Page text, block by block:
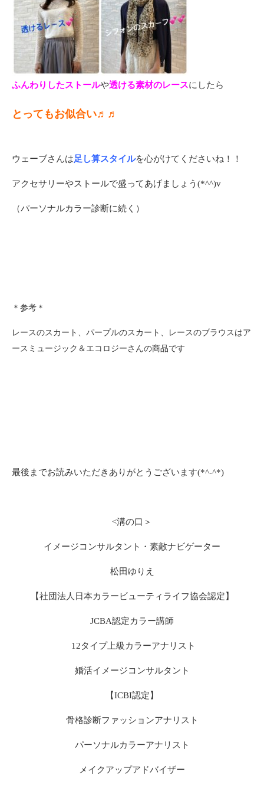
ふんわりしたストールや透ける素材のレースにしたら
とってもお似合い♬♬
ウェーブさんは足し算スタイルを心がけてくださいね！！
アクセサリーやストールで盛ってあげましょう(*^^)v
（パーソナルカラー診断に続く）
＊参考＊
レースのスカート、パープルのスカート、レースのブラウスはア
ースミュージック＆エコロジーさんの商品です
最後までお読みいただきありがとうございます(*^-^*)
<溝の口＞
イメージコンサルタント・素敵ナビゲーター
松田ゆりえ
【社団法人日本カラービューティライフ協会認定】
JCBA認定カラー講師
12タイプ上級カラーアナリスト
婚活イメージコンサルタント
【ICBI認定】
骨格診断ファッションアナリスト
パーソナルカラーアナリスト
メイクアップアドバイザー